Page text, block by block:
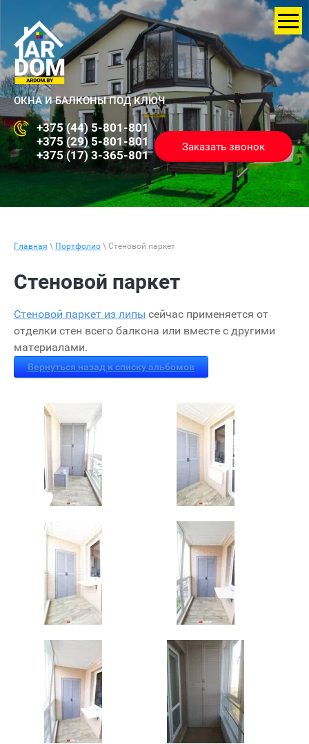
ОКНА И БАЛКОНЫ ПОД КЛЮЧ
+375 (44) 5-801-801
+375 (29) 5-801-801
+375 (17) 3-365-801
Заказать звонок
Главная \ Портфолио \ Стеновой паркет
Стеновой паркет
Стеновой паркет из липы сейчас применяется от
отделки стен всего балкона или вместе с другими
материалами.
Вернуться назад к списку альбомов